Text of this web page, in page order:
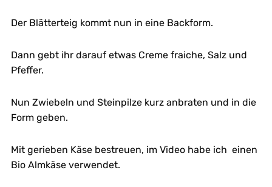
Der Blätterteig kommt nun in eine Backform.
Dann gebt ihr darauf etwas Creme fraiche, Salz und
Pfeffer.
Nun Zwiebeln und Steinpilze kurz anbraten und in die
Form geben.
Mit gerieben Käse bestreuen, im Video habe ich einen
Bio Almkäse verwendet.